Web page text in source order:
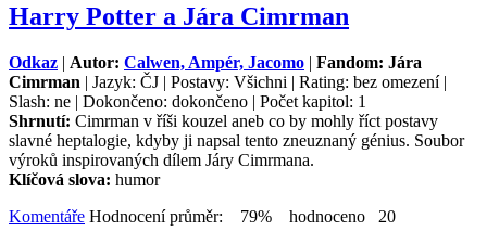
Harry Potter a Jára Cimrman
Odkaz | Autor: Calwen, Ampér, Jacomo | Fandom: Jára
Cimrman | Jazyk: ČJ | Postavy: Všichni | Rating: bez omezení |
Slash: ne | Dokončeno: dokončeno | Počet kapitol: 1
Shrnutí: Cimrman v říši kouzel aneb co by mohly říct postavy
slavné heptalogie, kdyby ji napsal tento zneuznaný génius. Soubor
výroků inspirovaných dílem Járy Cimrmana.
Klíčová slova: humor
Komentáře Hodnocení průměr: 79% hodnoceno 20